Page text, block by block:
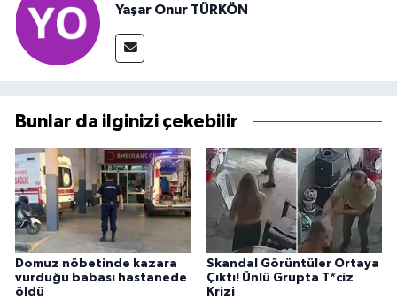
Yaşar Onur TÜRKÖN
Bunlar da ilginizi çekebilir
Domuz nöbetinde kazara
vurduğu babası hastanede
öldü
Skandal Görüntüler Ortaya
Çıktı! Ünlü Grupta T*ciz
Krizi